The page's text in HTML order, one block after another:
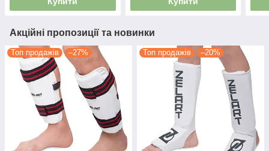
Акційні пропозиції та новинки
Топ продажів –27% Топ продажів –20%